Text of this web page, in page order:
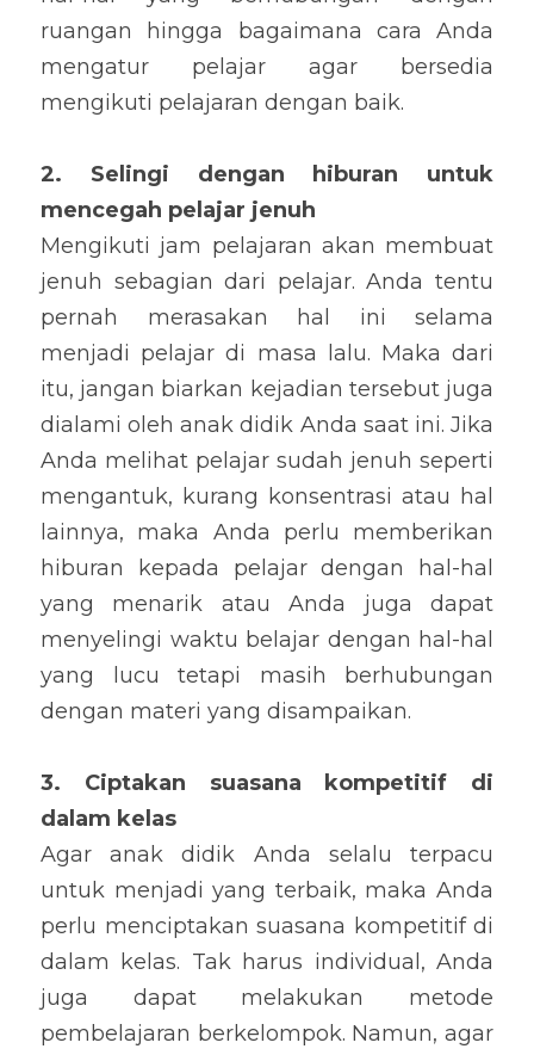
ruangan hingga bagaimana cara Anda
mengatur pelajar agar bersedia
mengikuti pelajaran dengan baik.
2. Selingi dengan hiburan untuk
mencegah pelajar jenuh
Mengikuti jam pelajaran akan membuat
jenuh sebagian dari pelajar. Anda tentu
pernah merasakan hal ini selama
menjadi pelajar di masa lalu. Maka dari
itu, jangan biarkan kejadian tersebut juga
dialami oleh anak didik Anda saat ini. Jika
Anda melihat pelajar sudah jenuh seperti
mengantuk, kurang konsentrasi atau hal
lainnya, maka Anda perlu memberikan
hiburan kepada pelajar dengan hal-hal
yang menarik atau Anda juga dapat
menyelingi waktu belajar dengan hal-hal
yang lucu tetapi masih berhubungan
dengan materi yang disampaikan.
3. Ciptakan suasana kompetitif di
dalam kelas
Agar anak didik Anda selalu terpacu
untuk menjadi yang terbaik, maka Anda
perlu menciptakan suasana kompetitif di
dalam kelas. Tak harus individual, Anda
juga dapat melakukan metode
pembelajaran berkelompok. Namun, agar